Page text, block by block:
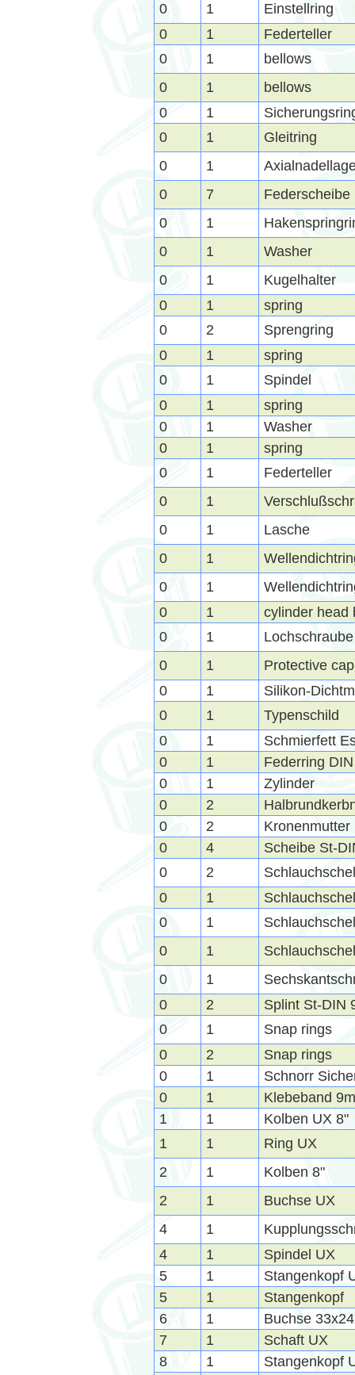
0
1
Einstellring
0
1
Federteller
0
1
bellows
0
1
bellows
0
1
0
1
Gleitring
0
1
0
7
Federscheibe
0
1
0
1
Washer
0
1
Kugelhalter
0
1
spring
0
2
Sprengring
0
1
spring
0
1
Spindel
0
1
spring
0
1
Washer
0
1
spring
0
1
Federteller
0
1
0
1
Lasche
0
1
0
1
0
1
cylinder head
0
1
Lochschraube
0
1
Protective cap
0
1
Silikon-
0
1
Typenschild
0
1
Schmierfett
0
1
Federring
0
1
Zylinder
0
2
0
2
Kronenmutter
0
4
Scheibe St-
0
2
0
1
0
1
0
1
0
1
0
2
Splint St-DIN
0
1
Snap rings
0
2
Snap rings
0
1
Schnorr
0
1
Klebeband
1
1
Kolben UX 8"
1
1
Ring UX
2
1
Kolben 8"
2
1
Buchse UX
4
1
4
1
Spindel UX
5
1
Stangenkopf
5
1
Stangenkopf
6
1
Buchse
7
1
Schaft UX
8
1 Stangenkopf